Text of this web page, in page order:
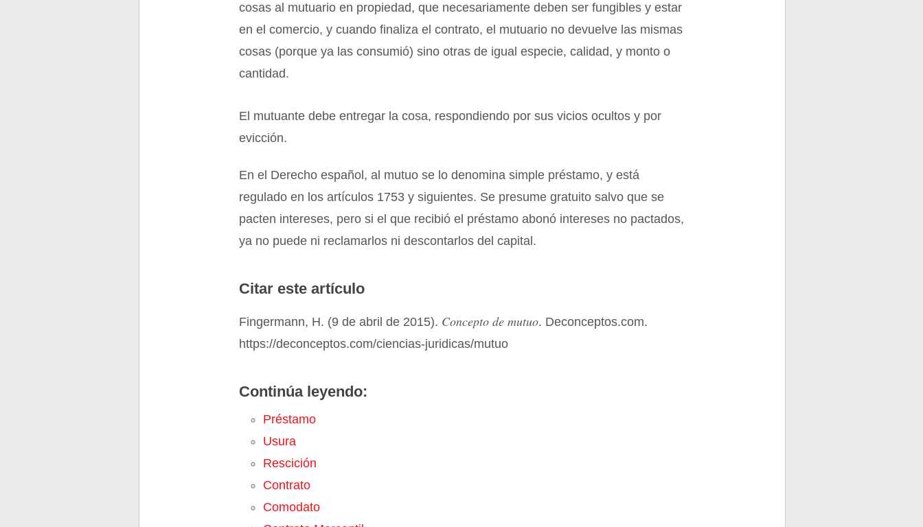
cosas al mutuario en propiedad, que necesariamente deben ser fungibles y estar
en el comercio, y cuando finaliza el contrato, el mutuario no devuelve las mismas
cosas (porque ya las consumió) sino otras de igual especie, calidad, y monto o
cantidad.
El mutuante debe entregar la cosa, respondiendo por sus vicios ocultos y por
evicción.
En el Derecho español, al mutuo se lo denomina simple préstamo, y está
regulado en los artículos 1753 y siguientes. Se presume gratuito salvo que se
pacten intereses, pero si el que recibió el préstamo abonó intereses no pactados,
ya no puede ni reclamarlos ni descontarlos del capital.
Citar este artículo
Fingermann, H. (9 de abril de 2015). Concepto de mutuo. Deconceptos.com.
https://deconceptos.com/ciencias-juridicas/mutuo
Continúa leyendo:
Préstamo
Usura
Rescición
Contrato
Comodato